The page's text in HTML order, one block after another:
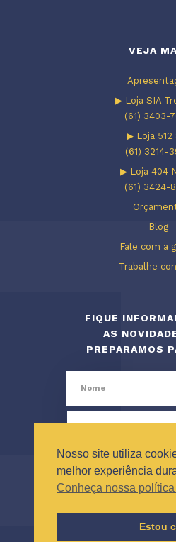
VEJA
▶ Loja SIA
(61) 3403-
▶ Loja 512
(61) 3214-
▶ Loja 404
(61) 3424-
Blog
Fale com a
Trabalhe
FIQUE
AS
PREPARAMOS
Nosso site utiliza
melhor experiência
Conheça nossa
Estou